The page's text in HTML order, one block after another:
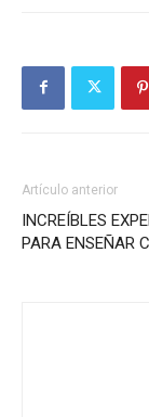
Artículo anterior
INCREÍBLES
PARA ENSEÑAR